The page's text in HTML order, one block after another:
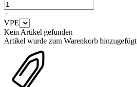
+
VPE
Kein Artikel gefunden
Artikel wurde zum Warenkorb hinzugefügt